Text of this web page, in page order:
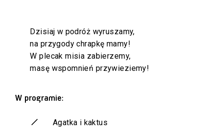
Dzisiaj w podróż wyruszamy,
na przygody chrapkę mamy!
W plecak misia zabierzemy,
masę wspomnień przywieziemy!
W programie:
Agatka i kaktus